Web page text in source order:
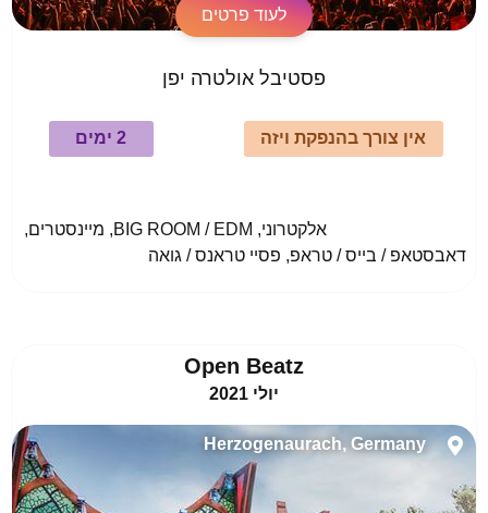
לעוד פרטים
פסטיבל אולטרה יפן
אין צורך בהנפקת ויזה 2 ימים
				אלקטרוני, BIG ROOM / EDM, מיינסטרים,
דאבסטאפ / בייס / טראפ, פסיי טראנס / גואה
Open Beatz
יולי 2021
Herzogenaurach, Germany